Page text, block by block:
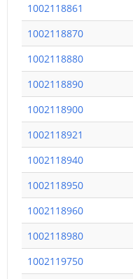
1002118861
1002118870
1002118880
1002118890
1002118900
1002118921
1002118940
1002118950
1002118960
1002118980
1002119750